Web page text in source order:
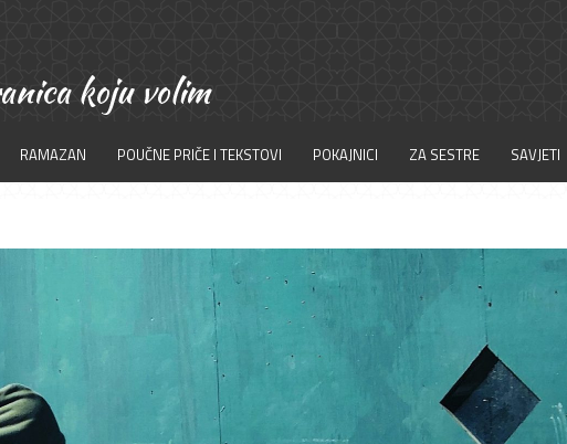
RAMAZAN POUČNE PRIČE I TEKSTOVI POKAJNICI ZA SESTRE SAVJETI